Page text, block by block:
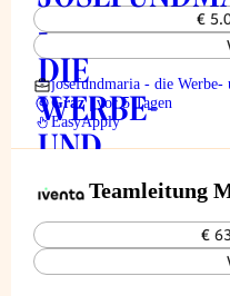
€
josefundmaria - die Werbe-
Graz | vor 5 Tagen
EasyApply
Teamleitung
€